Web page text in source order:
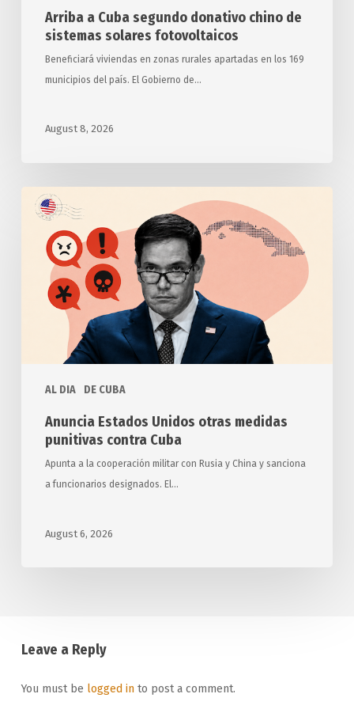
Arriba a Cuba segundo donativo chino de
sistemas solares fotovoltaicos
Beneficiará viviendas en zonas rurales apartadas en los 169
municipios del país. El Gobierno de…
August 8, 2026
AL DIA DE CUBA
Anuncia
Estados
Unidos
medidas
punitivas
Anuncia Estados Unidos otras medidas
punitivas contra Cuba
Apunta a la cooperación militar con Rusia y China y sanciona
a funcionarios designados. El…
August 6, 2026
Leave a Reply
You must be logged into post a comment.